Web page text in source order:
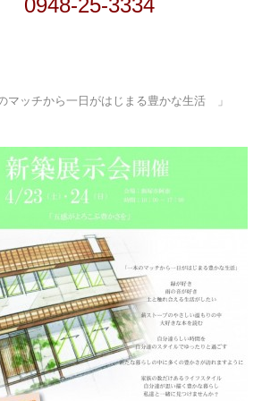
0948-25-3334
ッチから一日がはじまる豊かな生活 」